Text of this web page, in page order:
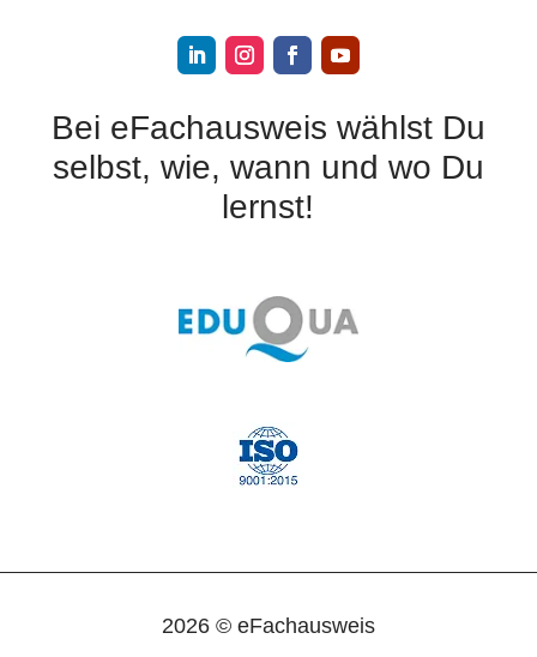
Bei eFachausweis wählst Du
selbst, wie, wann und wo Du
lernst!
2026 © eFachausweis